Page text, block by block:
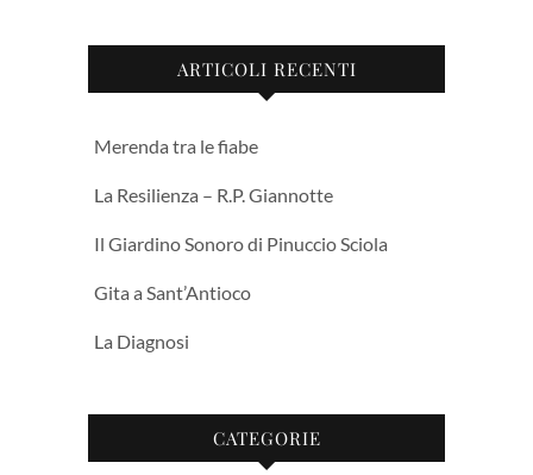
ARTICOLI RECENTI
Merenda tra le fiabe
La Resilienza – R.P. Giannotte
Il Giardino Sonoro di Pinuccio Sciola
Gita a Sant’Antioco
La Diagnosi
CATEGORIE